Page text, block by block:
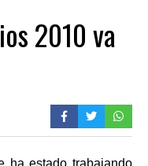
2010 va
ha estado trabajando